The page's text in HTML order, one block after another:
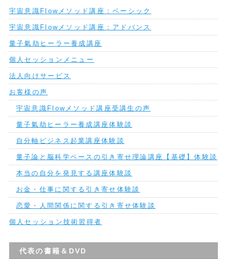
宇宙意識Flowメソッド講座：ベーシック
宇宙意識Flowメソッド講座：アドバンス
量子氣劫ヒーラー養成講座
個人セッションメニュー
法人向けサービス
お客様の声
宇宙意識Flowメソッド講座受講生の声
量子氣劫ヒーラー養成講座体験談
自分軸ビジネス起業講座体験談
量子論と脳科学ベースの引き寄せ理論講座【基礎】体験談
本当の自分を発見する講座体験談
お金・仕事に関する引き寄せ体験談
恋愛・人間関係に関する引き寄せ体験談
個人セッション技術習得者
代表の書籍＆DVD